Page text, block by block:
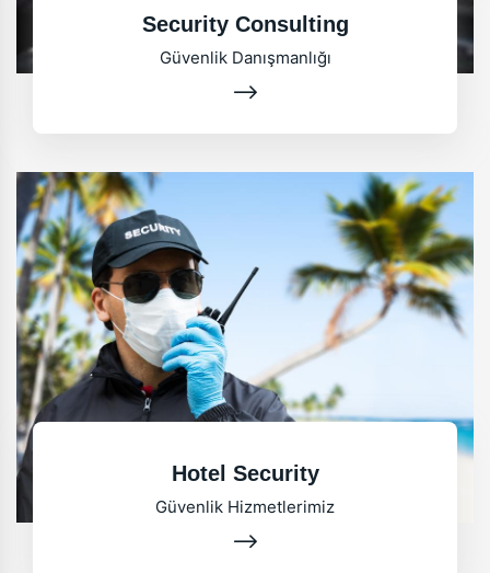
Security Consulting
Güvenlik Danışmanlığı
Hotel Security
Güvenlik Hizmetlerimiz